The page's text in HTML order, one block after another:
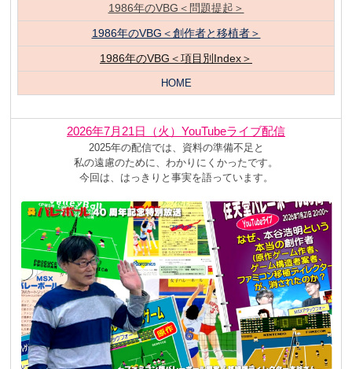
1986年のVBG＜問題提起＞
1986年のVBG＜創作者と移植者＞
1986年のVBG＜項目別Index＞
HOME
2026年7月21日（火） YouTubeライブ配信
2025年の配信では、資料の準備不足と
私の遠慮のために、わかりにくかったです。
今回は、はっきりと事実を語っています。